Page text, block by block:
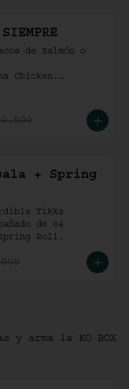
de Salmón o
Chicken.
+ Spring
Tikka
de 04
Roll.
y arma la KO BOX